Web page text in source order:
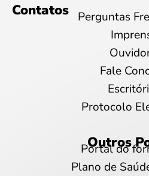
Contatos
Perguntas
Fale
Protocolo
Outros
Portal do
Plano de